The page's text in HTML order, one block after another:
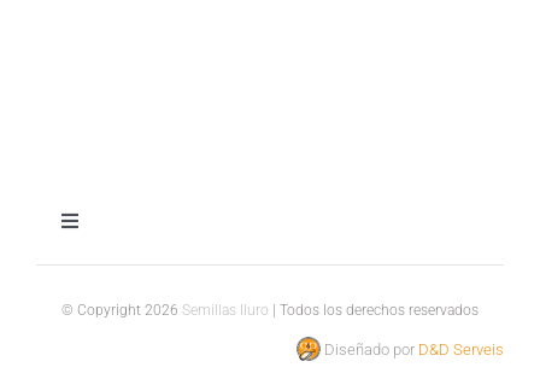
Toggle
© Copyright 2026 Semillas Iluro | Todos los derechos reservados
Diseñado por D&D Serveis